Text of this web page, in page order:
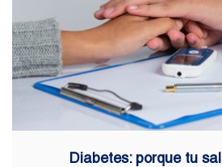
Diabetes: porque tu